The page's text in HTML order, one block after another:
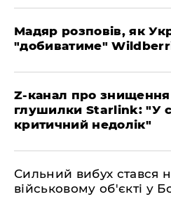
Мадяр розповів, як
"добиватиме"
Z-канал про
глушилки Starlink: "У
критичний недолік"
Сильний вибух стався
військовому об'єкті у